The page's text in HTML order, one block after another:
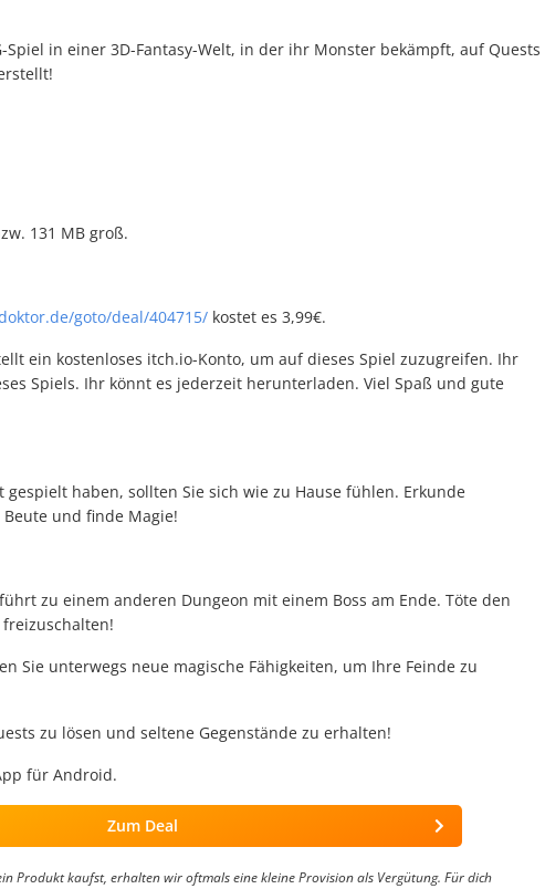
Spiel in einer 3D-Fantasy-Welt, in der ihr Monster bekämpft, auf Quests
131 MB groß.
goto/deal/404715/ kostet es 3,99€.
ein kostenloses itch.io-Konto, um auf dieses Spiel zuzugreifen. Ihr
Spiels. Ihr könnt es jederzeit herunterladen. Viel Spaß und gute
gespielt haben, sollten Sie sich wie zu Hause fühlen. Erkunde
und finde Magie!
zu einem anderen Dungeon mit einem Boss am Ende. Töte den
Sie unterwegs neue magische Fähigkeiten, um Ihre Feinde zu
zu lösen und seltene Gegenstände zu erhalten!
für Android.
Zum Deal
Produkt kaufst, erhalten wir oftmals eine kleine Provision als Vergütung. Für dich